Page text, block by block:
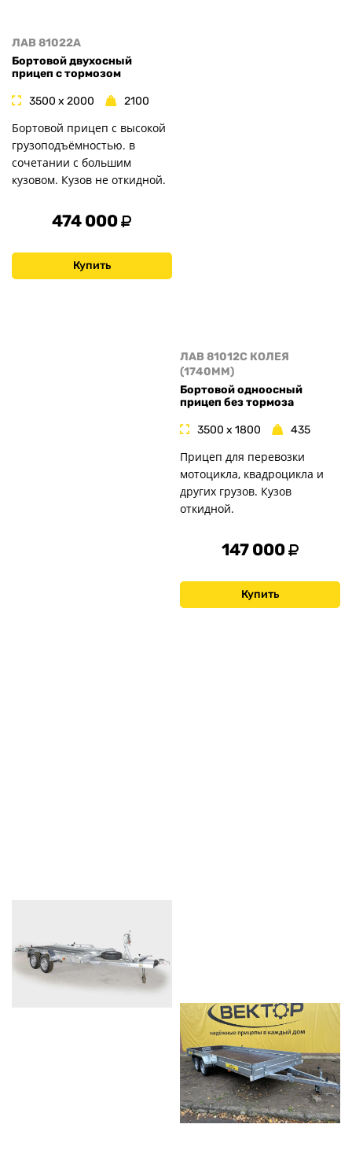
ЛАВ 81022A
Бортовой двухосный
прицеп с тормозом
3500 x 2000 2100
Бортовой прицеп с высокой
грузоподъёмностью. в
сочетании с большим
кузовом. Кузов не откидной.
474 000
Купить
ЛАВ 81012C КОЛЕЯ
(1740MM)
Бортовой одноосный
прицеп без тормоза
3500 x 1800 435
Прицеп для перевозки
мотоцикла, квадроцикла и
других грузов. Кузов
откидной.
147 000
Купить